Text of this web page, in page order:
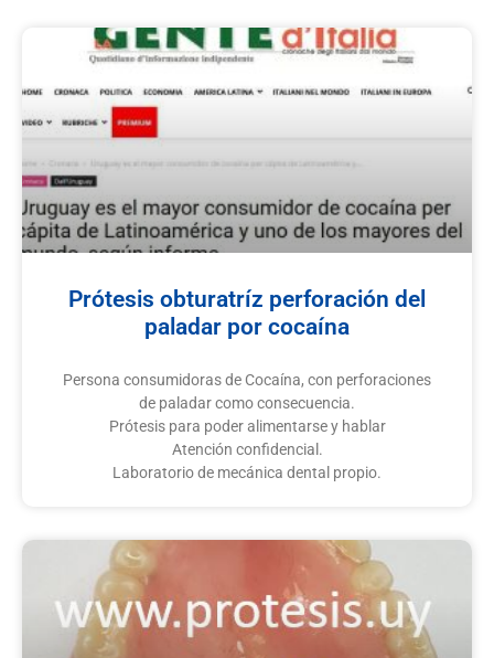
Prótesis obturatríz perforación del
paladar por cocaína
Persona consumidoras de Cocaína, con perforaciones
de paladar como consecuencia.
Prótesis para poder alimentarse y hablar
Atención confidencial.
Laboratorio de mecánica dental propio.